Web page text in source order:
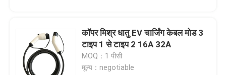
कॉपर मिश्र धातु EV चार्जिंग केबल मोड 3
टाइप 1 से टाइप 2 16A 32A
MOQ：1 पीसी
मूल्य：negotiable